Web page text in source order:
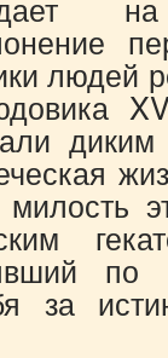
людей
диким
по
за